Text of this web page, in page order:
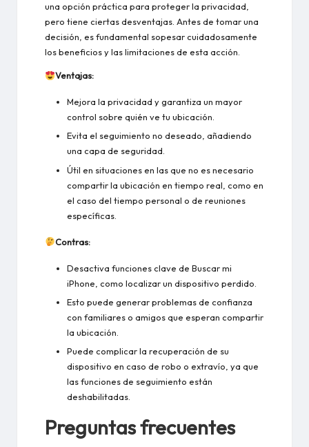
una opción práctica para proteger la privacidad,
pero tiene ciertas desventajas. Antes de tomar una
decisión, es fundamental sopesar cuidadosamente
los beneficios y las limitaciones de esta acción.
Ventajas:
Mejora la privacidad y garantiza un mayor
control sobre quién ve tu ubicación.
Evita el seguimiento no deseado, añadiendo
una capa de seguridad.
Útil en situaciones en las que no es necesario
compartir la ubicación en tiempo real, como en
el caso del tiempo personal o de reuniones
específicas.
Contras:
Desactiva funciones clave de Buscar mi
iPhone, como localizar un dispositivo perdido.
Esto puede generar problemas de confianza
con familiares o amigos que esperan compartir
la ubicación.
Puede complicar la recuperación de su
dispositivo en caso de robo o extravío, ya que
las funciones de seguimiento están
deshabilitadas.
Preguntas frecuentes